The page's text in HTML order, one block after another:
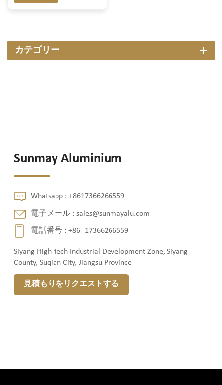
カテゴリー
Sunmay Aluminium
Whatsapp :+8617366266559
電子メール :sales@sunmayalu.com
電話番号 :+86 -17366266559
Siyang High-tech Industrial Development Zone, Siyang
County, Suqian City, Jiangsu Province
見積もりをリクエストする